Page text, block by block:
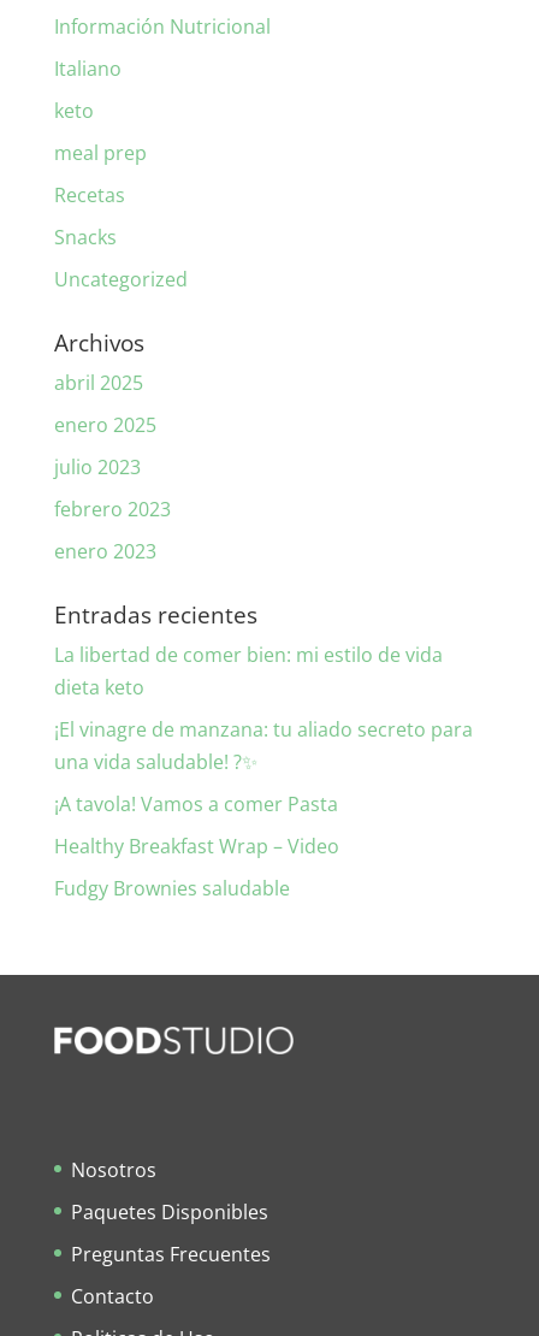
Información Nutricional
Italiano
keto
meal prep
Recetas
Snacks
Uncategorized
Archivos
abril 2025
enero 2025
julio 2023
febrero 2023
enero 2023
Entradas recientes
La libertad de comer bien: mi estilo de vida
dieta keto
¡El vinagre de manzana: tu aliado secreto para
una vida saludable! ?✨
¡A tavola! Vamos a comer Pasta
Healthy Breakfast Wrap – Video
Fudgy Brownies saludable
Nosotros
Paquetes Disponibles
Preguntas Frecuentes
Contacto